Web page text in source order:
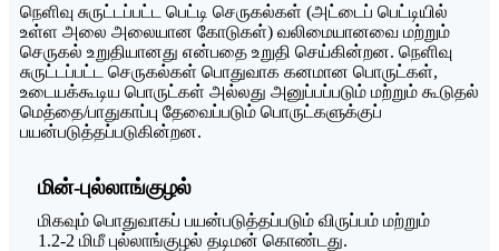
நெளிவு சுருட்டப்பட்ட பெட்டி செருகல்கள் (அட்டைப் பெட்டியில்
உள்ள அலை அலையான கோடுகள்) வலிமையானவை மற்றும்
செருகல் உறுதியானது என்பதை உறுதி செய்கின்றன. நெளிவு
சுருட்டப்பட்ட செருகல்கள் பொதுவாக கனமான பொருட்கள்,
உடையக்கூடிய பொருட்கள் அல்லது அனுப்பப்படும் மற்றும் கூடுதல்
மெத்தை/பாதுகாப்பு தேவைப்படும் பொருட்களுக்குப்
பயன்படுத்தப்படுகின்றன.
மின்-புல்லாங்குழல்
மிகவும் பொதுவாகப் பயன்படுத்தப்படும் விருப்பம் மற்றும்
1.2-2 மிமீ புல்லாங்குழல் தடிமன் கொண்டது.